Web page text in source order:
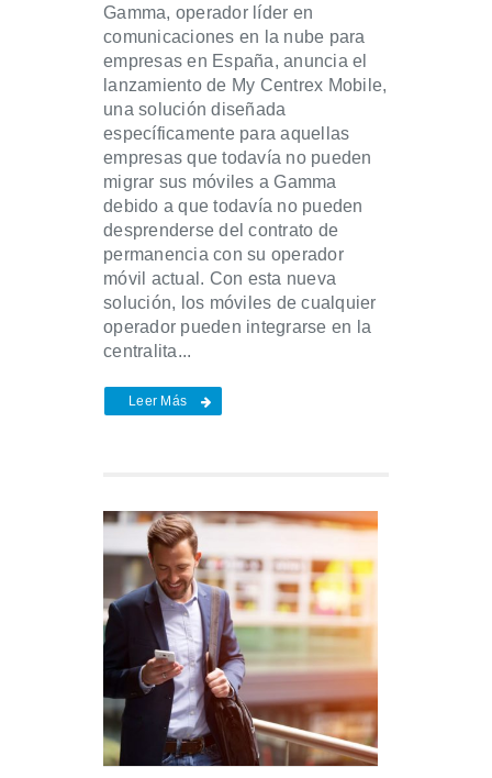
Gamma, operador líder en
comunicaciones en la nube para
empresas en España, anuncia el
lanzamiento de My Centrex Mobile,
una solución diseñada
específicamente para aquellas
empresas que todavía no pueden
migrar sus móviles a Gamma
debido a que todavía no pueden
desprenderse del contrato de
permanencia con su operador
móvil actual. Con esta nueva
solución, los móviles de cualquier
operador pueden integrarse en la
centralita...
Leer Más